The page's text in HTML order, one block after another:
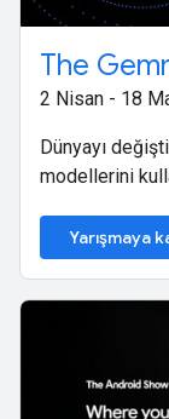
The
2 Nisan - 18
Dünyayı
modellerini
Yarışmaya